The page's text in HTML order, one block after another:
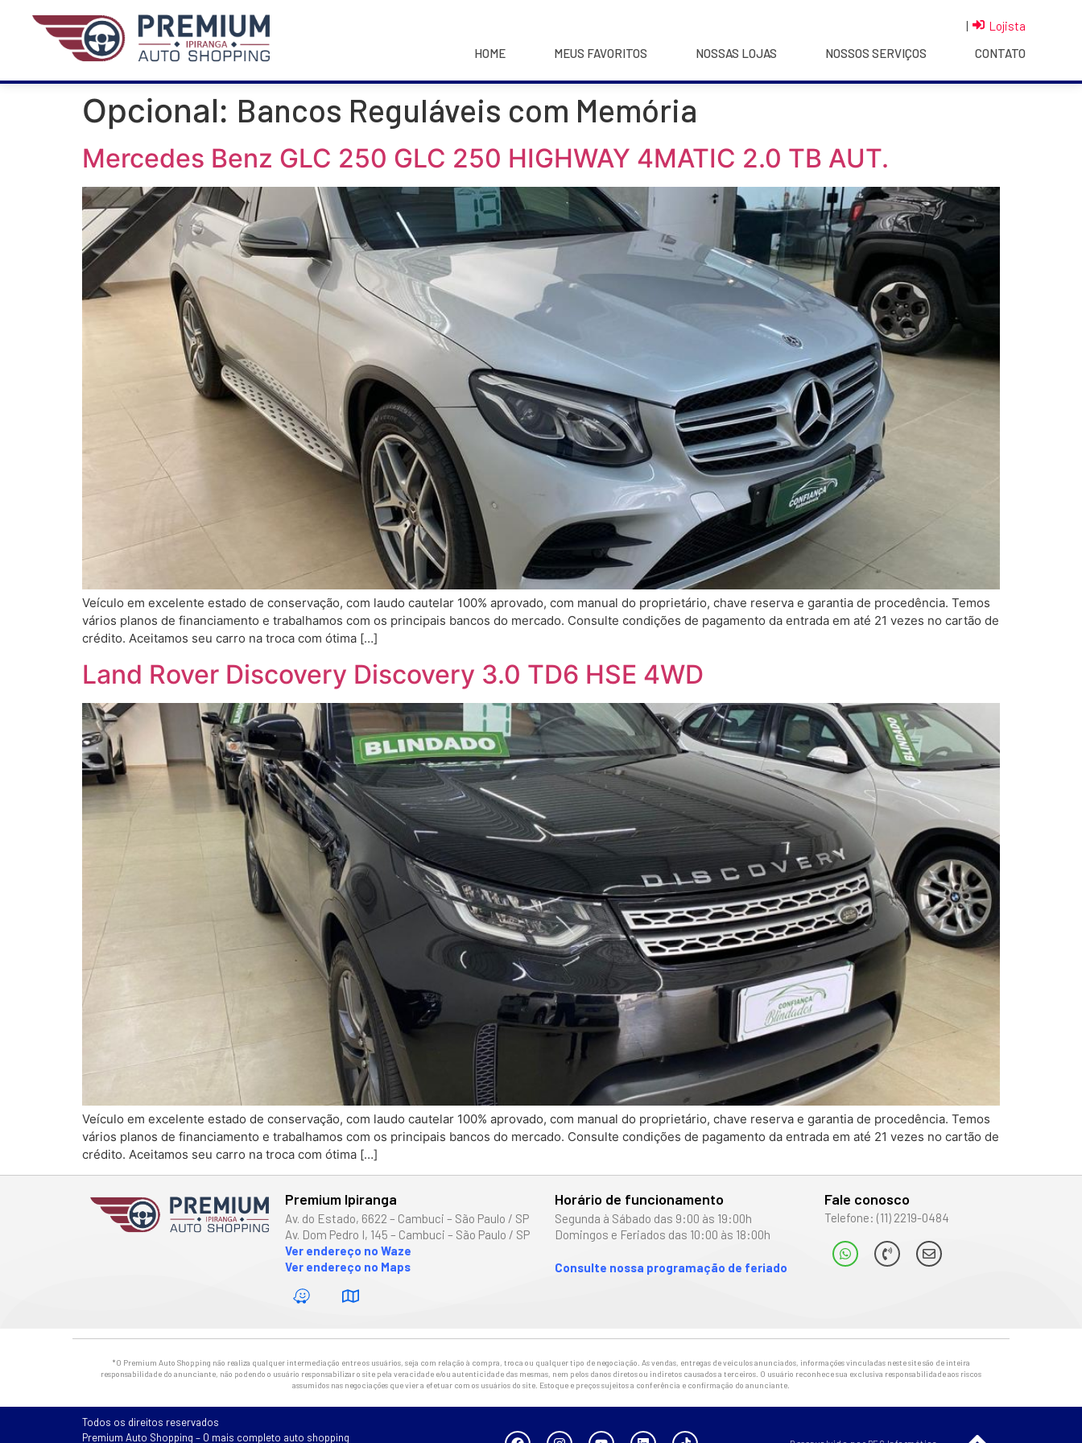
|
Lojista
HOME
MEUS FAVORITOS NOSSAS LOJAS NOSSOS SERVIÇOS CONTATO
Opcional: Bancos Reguláveis com Memória
Mercedes Benz GLC 250 GLC 250 HIGHWAY 4MATIC 2.0 TB AUT.
Veículo em excelente estado de conservação, com laudo cautelar 100% aprovado, com manual do proprietário, chave reserva e garantia de procedência. Temos
vários planos de financiamento e trabalhamos com os principais bancos do mercado. Consulte condições de pagamento da entrada em até 21 vezes no cartão de
crédito. Aceitamos seu carro na troca com ótima […]
Land Rover Discovery Discovery 3.0 TD6 HSE 4WD
Veículo em excelente estado de conservação, com laudo cautelar 100% aprovado, com manual do proprietário, chave reserva e garantia de procedência. Temos
vários planos de financiamento e trabalhamos com os principais bancos do mercado. Consulte condições de pagamento da entrada em até 21 vezes no cartão de
crédito. Aceitamos seu carro na troca com ótima […]
Premium Ipiranga
Av. do Estado, 6622 – Cambuci – São Paulo / SP
Av. Dom Pedro I, 145 – Cambuci – São Paulo / SP
Ver endereço no Waze
Ver endereço no Maps
Horário de funcionamento
Segunda à Sábado das 9:00 às 19:00h
Domingos e Feriados das 10:00 às 18:00h
Consulte nossa programação de feriado
Fale conosco
Telefone: (11) 2219-0484
*O Premium Auto Shopping não realiza qualquer intermediação entre os usuários, seja com relação à compra, troca ou qualquer tipo de negociação. As vendas, entregas de veículos anunciados, informações vinculadas neste site são de inteira
responsabilidade do anunciante, não podendo o usuário responsabilizar o site pela veracidade e/ou autenticidade das mesmas, nem pelos danos diretos ou indiretos causados a terceiros. O usuário reconhece sua exclusiva responsabilidade aos riscos
assumidos nas negociações que vier a efetuar com os usuários do site. Estoque e preços sujeitos a conferência e confirmação do anunciante.
Todos os direitos reservados
Premium Auto Shopping – O mais completo auto shopping